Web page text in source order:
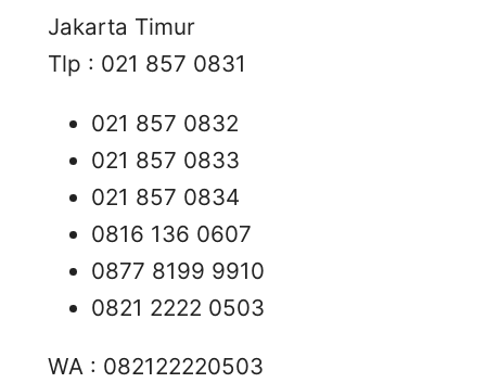
Jakarta Timur
Tlp : 021 857 0831
021 857 0832
021 857 0833
021 857 0834
0816 136 0607
0877 8199 9910
0821 2222 0503
WA : 082122220503